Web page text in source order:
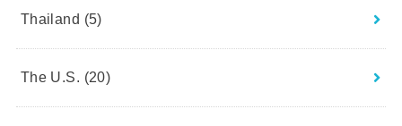
Thailand (5)
The U.S. (20)